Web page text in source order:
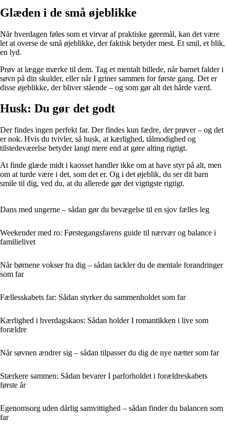
Glæden i de små øjeblikke
Når hverdagen føles som et virvar af praktiske gøremål, kan det være
let at overse de små øjeblikke, der faktisk betyder mest. Et smil, et blik,
en lyd.
Prøv at lægge mærke til dem. Tag et mentalt billede, når barnet falder i
søvn på din skulder, eller når I griner sammen for første gang. Det er
disse øjeblikke, der bliver stående – og som gør alt det hårde værd.
Husk: Du gør det godt
Der findes ingen perfekt far. Der findes kun fædre, der prøver – og det
er nok. Hvis du tvivler, så husk, at kærlighed, tålmodighed og
tilstedeværelse betyder langt mere end at gøre alting rigtigt.
At finde glæde midt i kaosset handler ikke om at have styr på alt, men
om at turde være i det, som det er. Og i det øjeblik, du ser dit barn
smile til dig, ved du, at du allerede gør det vigtigste rigtigt.
Dans med ungerne – sådan gør du bevægelse til en sjov fælles leg
Weekender med ro: Førstegangsfarens guide til nærvær og balance i
familielivet
Når børnene vokser fra dig – sådan tackler du de mentale forandringer
som far
Fællesskabets far: Sådan styrker du sammenholdet som far
Kærlighed i hverdagskaos: Sådan holder I romantikken i live som
forældre
Når søvnen ændrer sig – sådan tilpasser du dig de nye nætter som far
Stærkere sammen: Sådan bevarer I parforholdet i forældreskabets
første år
Egenomsorg uden dårlig samvittighed – sådan finder du balancen som
far